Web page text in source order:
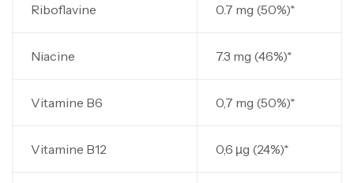
Riboflavine 0.7 mg (50%)*
Niacine 7.3 mg (46%)*
Vitamine B6 0,7 mg (50%)*
Vitamine B12 0,6 µg (24%)*